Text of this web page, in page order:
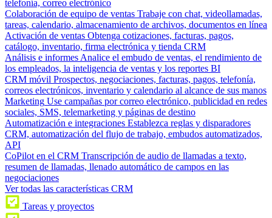
telefonía, correo electrónico
Colaboración de equipo de ventas Trabaje con chat, videollamadas,
tareas, calendario, almacenamiento de archivos, documentos en línea
Activación de ventas Obtenga cotizaciones, facturas, pagos,
catálogo, inventario, firma electrónica y tienda CRM
Análisis e informes Analice el embudo de ventas, el rendimiento de
los empleados, la inteligencia de ventas y los reportes BI
CRM móvil Prospectos, negociaciones, facturas, pagos, telefonía,
correos electrónicos, inventario y calendario al alcance de sus manos
Marketing Use campañas por correo electrónico, publicidad en redes
sociales, SMS, telemarketing y páginas de destino
Automatización e integraciones Establezca reglas y disparadores
CRM, automatización del flujo de trabajo, embudos automatizados,
API
CoPilot en el CRM Transcripción de audio de llamadas a texto,
resumen de llamadas, llenado automático de campos en las
negociaciones
Ver todas las características CRM
Tareas y proyectos